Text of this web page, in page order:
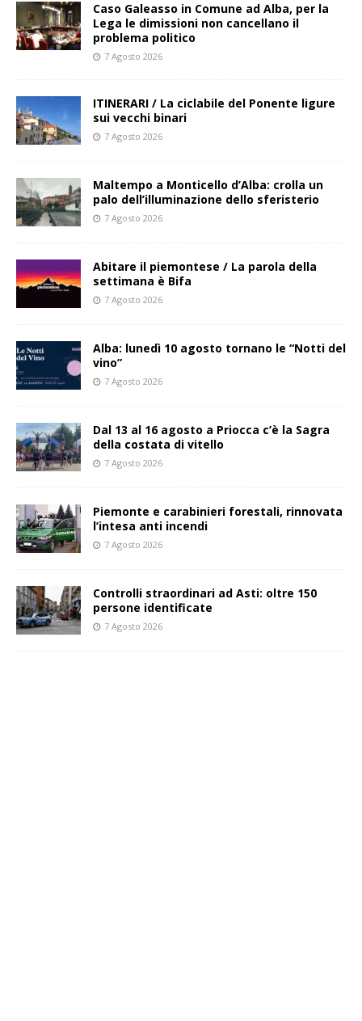
Caso Galeasso in Comune ad Alba, per la
Lega le dimissioni non cancellano il
problema politico
7 Agosto 2026
ITINERARI / La ciclabile del Ponente ligure
sui vecchi binari
7 Agosto 2026
Maltempo a Monticello d’Alba: crolla un
palo dell’illuminazione dello sferisterio
7 Agosto 2026
Abitare il piemontese / La parola della
settimana è Bifa
7 Agosto 2026
Alba: lunedì 10 agosto tornano le “Notti del
vino”
7 Agosto 2026
Dal 13 al 16 agosto a Priocca c’è la Sagra
della costata di vitello
7 Agosto 2026
Piemonte e carabinieri forestali, rinnovata
l’intesa anti incendi
7 Agosto 2026
Controlli straordinari ad Asti: oltre 150
persone identificate
7 Agosto 2026